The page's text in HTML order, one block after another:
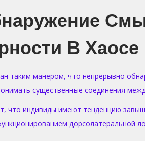
В Хаосе
таким манером, что непрерывно
существенные соединения
что индивиды имеют тенденцию
дорсолатеральной